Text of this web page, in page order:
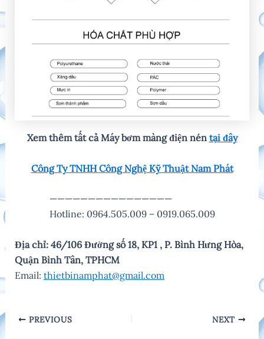
Xem thêm tất cả Máy bơm màng điện nén tại đây
Công Ty TNHH Công Nghệ Kỹ Thuật Nam Phát
————————————————
Hotline: 0964.505.009 – 0919.065.009
Địa chỉ: 46/106 Đường số 18, KP1 , P. Bình Hưng Hòa,
Quận Bình Tân, TPHCM
Email: thietbinamphat@gmail.com
Post PREVIOUS NEXT